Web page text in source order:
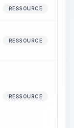
RESSOURCE
RESSOURCE
RESSOURCE